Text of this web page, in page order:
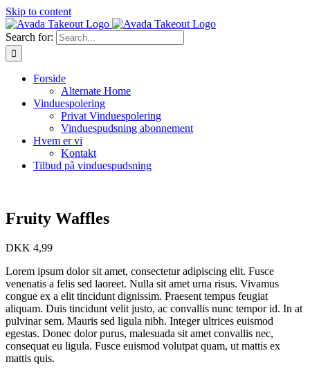
Skip to content
Search for:
Forside
Alternate Home
Vinduespolering
Privat Vinduespolering
Vinduespudsning abonnement
Hvem er vi
Kontakt
Tilbud på vinduespudsning
Fruity Waffles
DKK 4,99
Lorem ipsum dolor sit amet, consectetur adipiscing elit. Fusce
venenatis a felis sed laoreet. Nulla sit amet urna risus. Vivamus
congue ex a elit tincidunt dignissim. Praesent tempus feugiat
aliquam. Duis tincidunt velit justo, ac convallis nunc tempor id. In at
pulvinar sem. Mauris sed ligula nibh. Integer ultrices euismod
egestas. Donec dolor purus, malesuada sit amet convallis nec,
consequat eu ligula. Fusce euismod volutpat quam, ut mattis ex
mattis quis.